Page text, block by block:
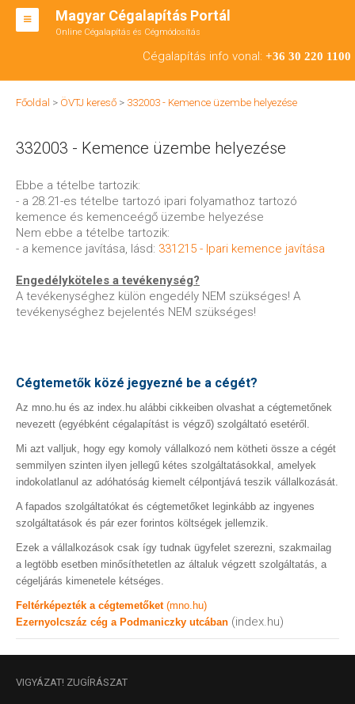
Magyar Cégalapítás Portál
Online Cégalapítás és Cégmódosítás
Cégalapítás info vonal: +36 30 220 1100
BT ALAPÍTÁS
CÉGMÓDOSÍTÁS
ÁTALAKULÁS
TEÁOR SZÁMOK '08
ENGEDÉLYKÖTELES
KAPCSOLAT
IRODÁK
Főoldal > ÖVTJ kereső > 332003 - Kemence üzembe helyezése
332003 - Kemence üzembe helyezése
Ebbe a tételbe tartozik:
- a 28.21-es tételbe tartozó ipari folyamathoz tartozó
kemence és kemenceégő üzembe helyezése
Nem ebbe a tételbe tartozik:
- a kemence javítása, lásd: 331215 - Ipari kemence javítása
Engedélyköteles a tevékenység?
A tevékenységhez külön engedély NEM szükséges! A
tevékenységhez bejelentés NEM szükséges!
Cégtemetők közé jegyezné be a cégét?
Az mno.hu és az index.hu alábbi cikkeiben olvashat a cégtemetőnek
nevezett (egyébként cégalapítást is végző) szolgáltató esetéről.
Mi azt valljuk, hogy egy komoly vállalkozó nem kötheti össze a cégét
semmilyen szinten ilyen jellegű kétes szolgáltatásokkal, amelyek
indokolatlanul az adóhatóság kiemelt célpontjává teszik vállalkozását.
A fapados szolgáltatókat és cégtemetőket leginkább az ingyenes
szolgáltatások és pár ezer forintos költségek jellemzik.
Ezek a vállalkozások csak így tudnak ügyfelet szerezni, szakmailag
a legtöbb esetben minősíthetetlen az általuk végzett szolgáltatás, a
cégeljárás kimenetele kétséges.
Feltérképezték a cégtemetőket (mno.hu)
Ezernyolcszáz cég a Podmaniczky utcában (index.hu)
VIGYÁZAT! ZUGÍRÁSZAT